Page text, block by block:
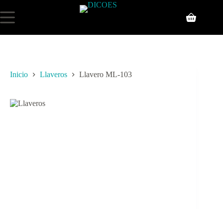
Inicio Llaveros Llavero ML-103